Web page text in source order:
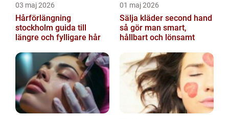
03 maj 2026
Hårförlängning
stockholm guida till
längre och fylligare hår
01 maj 2026
Sälja kläder second hand
så gör man smart,
hållbart och lönsamt